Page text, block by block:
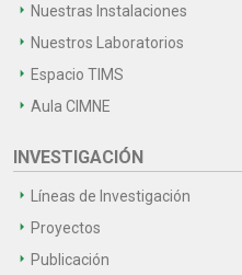
Nuestras Instalaciones
Nuestros Laboratorios
Espacio TIMS
Aula CIMNE
INVESTIGACIÓN
Líneas de Investigación
Proyectos
Publicación